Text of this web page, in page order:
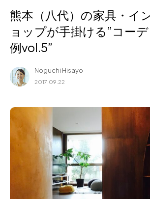
Blog
About us
for Business
Recruit
熊本（八代）の家具・イ
ョップが手掛ける”コー
例vol.5”
Noguchi Hisayo
2017.09.22